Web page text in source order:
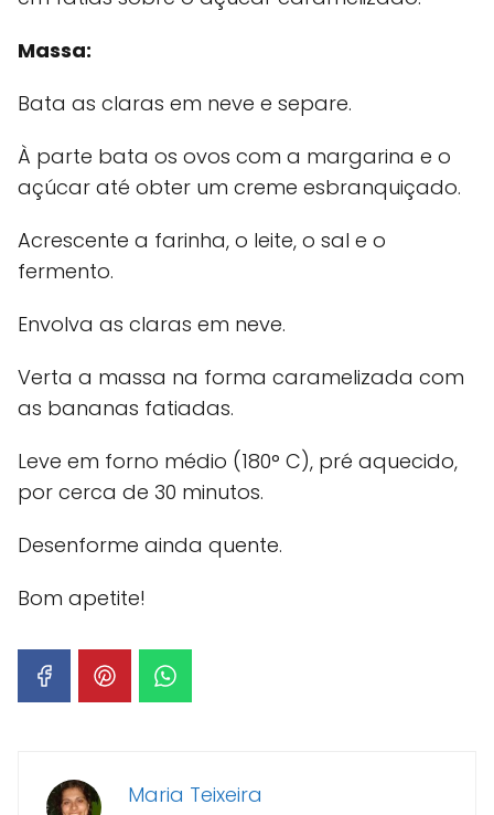
Massa:
Bata as claras em neve e separe.
À parte bata os ovos com a margarina e o
açúcar até obter um creme esbranquiçado.
Acrescente a farinha, o leite, o sal e o
fermento.
Envolva as claras em neve.
Verta a massa na forma caramelizada com
as bananas fatiadas.
Leve em forno médio (180° C), pré aquecido,
por cerca de 30 minutos.
Desenforme ainda quente.
Bom apetite!
Maria Teixeira